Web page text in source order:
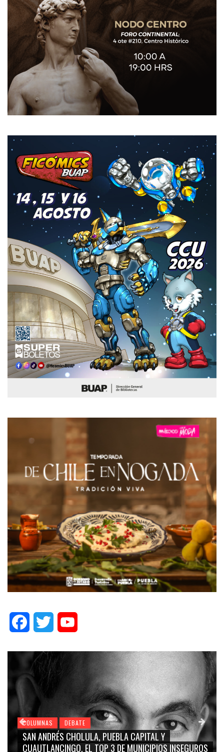
FacebookTwitter
COLUMNAS DEBATE
GRACE PALOMARES, NAY SALVATORI, SERGIO MAYER,
CARMEN SALINAS “LA CORCHOLATA”, CUAUHTÉMOC